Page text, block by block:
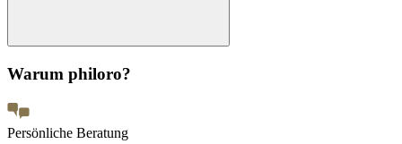
Warum philoro?
Persönliche Beratung